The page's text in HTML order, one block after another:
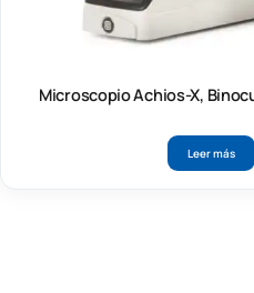
Microscopio Achios-X,
Leer más